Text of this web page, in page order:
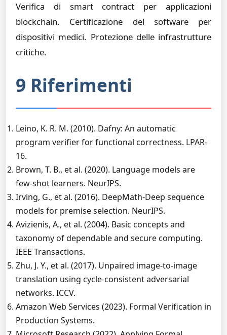
Verifica di smart contract per applicazioni
blockchain. Certificazione del software per
dispositivi medici. Protezione delle infrastrutture
critiche.
9 Riferimenti
Leino, K. R. M. (2010). Dafny: An automatic
program verifier for functional correctness. LPAR-
16.
Brown, T. B., et al. (2020). Language models are
few-shot learners. NeurIPS.
Irving, G., et al. (2016). DeepMath-Deep sequence
models for premise selection. NeurIPS.
Avizienis, A., et al. (2004). Basic concepts and
taxonomy of dependable and secure computing.
IEEE Transactions.
Zhu, J. Y., et al. (2017). Unpaired image-to-image
translation using cycle-consistent adversarial
networks. ICCV.
Amazon Web Services (2023). Formal Verification in
Production Systems.